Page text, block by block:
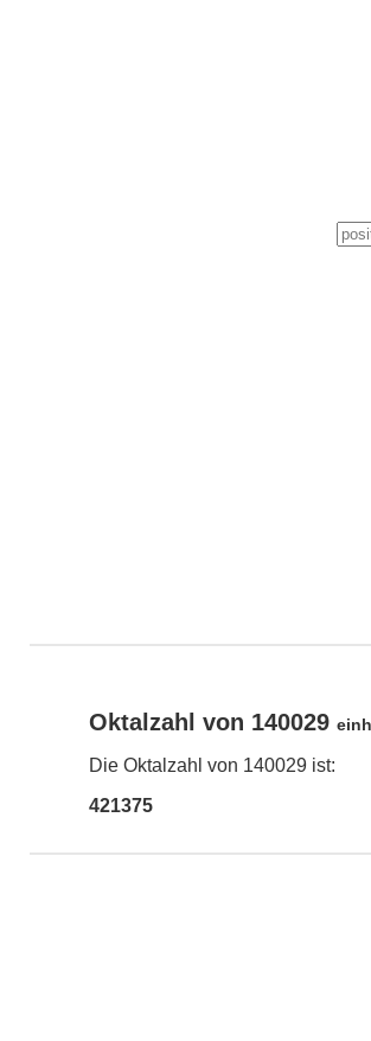
Oktalzahl von 140029
Die Oktalzahl von 140029 ist:
421375